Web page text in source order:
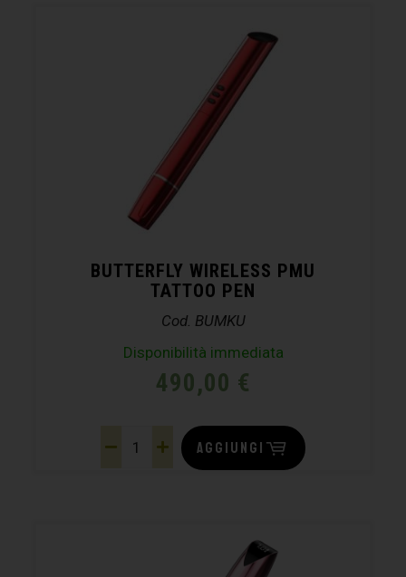
BUTTERFLY WIRELESS PMU
TATTOO PEN
Cod. BUMKU
Disponibilità immediata
490,00 €
AGGIUNGI